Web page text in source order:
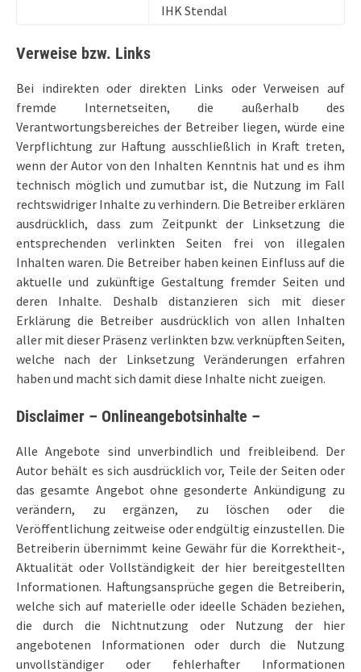
IHK Stendal
Verweise bzw. Links
Bei indirekten oder direkten Links oder Verweisen auf
fremde Internetseiten, die außerhalb des
Verantwortungsbereiches der Betreiber liegen, würde eine
Verpflichtung zur Haftung ausschließlich in Kraft treten,
wenn der Autor von den Inhalten Kenntnis hat und es ihm
technisch möglich und zumutbar ist, die Nutzung im Fall
rechtswidriger Inhalte zu verhindern. Die Betreiber erklären
ausdrücklich, dass zum Zeitpunkt der Linksetzung die
entsprechenden verlinkten Seiten frei von illegalen
Inhalten waren. Die Betreiber haben keinen Einfluss auf die
aktuelle und zukünftige Gestaltung fremder Seiten und
deren Inhalte. Deshalb distanzieren sich mit dieser
Erklärung die Betreiber ausdrücklich von allen Inhalten
aller mit dieser Präsenz verlinkten bzw. verknüpften Seiten,
welche nach der Linksetzung Veränderungen erfahren
haben und macht sich damit diese Inhalte nicht zueigen.
Disclaimer – Onlineangebotsinhalte –
Alle Angebote sind unverbindlich und freibleibend. Der
Autor behält es sich ausdrücklich vor, Teile der Seiten oder
das gesamte Angebot ohne gesonderte Ankündigung zu
verändern, zu ergänzen, zu löschen oder die
Veröffentlichung zeitweise oder endgültig einzustellen. Die
Betreiberin übernimmt keine Gewähr für die Korrektheit-,
Aktualität oder Vollständigkeit der hier bereitgestellten
Informationen. Haftungsansprüche gegen die Betreiberin,
welche sich auf materielle oder ideelle Schäden beziehen,
die durch die Nichtnutzung oder Nutzung der hier
angebotenen Informationen oder durch die Nutzung
unvollständiger oder fehlerhafter Informationen